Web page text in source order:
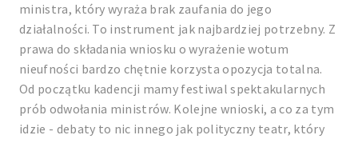
ministra, który wyraża brak zaufania do jego
działalności. To instrument jak najbardziej potrzebny. Z
prawa do składania wniosku o wyrażenie wotum
nieufności bardzo chętnie korzysta opozycja totalna.
Od początku kadencji mamy festiwal spektakularnych
prób odwołania ministrów. Kolejne wnioski, a co za tym
idzie - debaty to nic innego jak polityczny teatr, który